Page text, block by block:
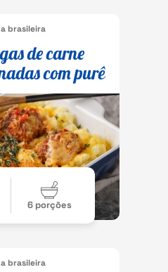
brasileira
de carne
com purê
6 porções
brasileira